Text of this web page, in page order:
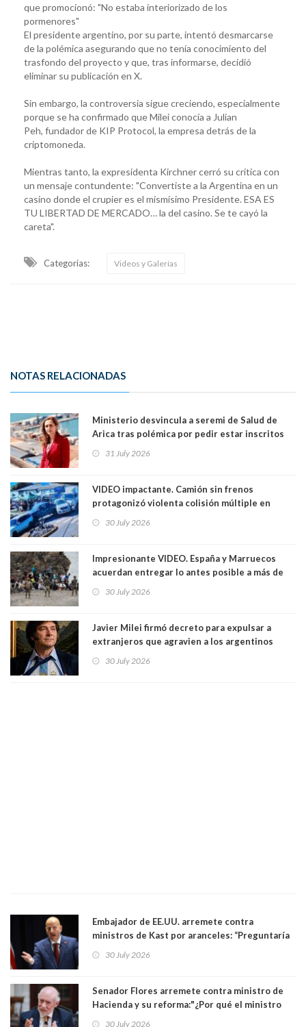
que promocionó: "No estaba interiorizado de los
pormenores"
El presidente argentino, por su parte, intentó desmarcarse
de la polémica asegurando que no tenía conocimiento del
trasfondo del proyecto y que, tras informarse, decidió
eliminar su publicación en X.
Sin embargo, la controversia sigue creciendo, especialmente
porque se ha confirmado que Milei conocía a Julian
Peh, fundador de KIP Protocol, la empresa detrás de la
criptomoneda.
Mientras tanto, la expresidenta Kirchner cerró su crítica con
un mensaje contundente: "Convertiste a la Argentina en un
casino donde el crupier es el mismísimo Presidente. ESA ES
TU LIBERTAD DE MERCADO… la del casino. Se te cayó la
careta".
Categorias: Videos y Galerías
NOTAS RELACIONADAS
Ministerio desvincula a seremi de Salud de
Arica tras polémica por pedir estar inscritos
Ya son 29 seremis despedidos desde el 11 de
31 July 2026
VIDEO impactante. Camión sin frenos
protagonizó violenta colisión múltiple en
30 July 2026
Impresionante VIDEO. España y Marruecos
acuerdan entregar lo antes posible a más de
avalancha y de manera irregular a territorio
30 July 2026
Javier Milei firmó decreto para expulsar a
extranjeros que agravien a los argentinos
30 July 2026
Embajador de EE.UU. arremete contra
ministros de Kast por aranceles: “Preguntaría
Yo diría que no”
30 July 2026
Senador Flores arremete contra ministro de
Hacienda y su reforma:"¿Por qué el ministro
30 July 2026